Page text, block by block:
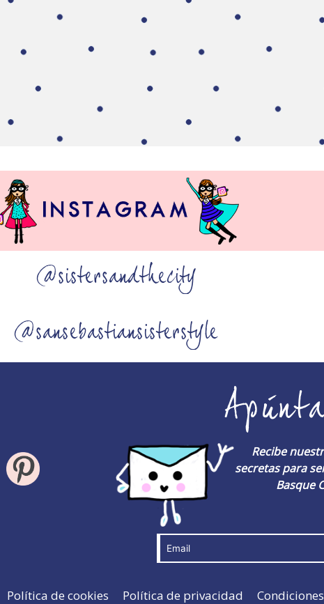
@sistersandthecity
@sansebastiansisterstyle
Recibe
secretas para
Basque
Política de cookies Política de privacidad